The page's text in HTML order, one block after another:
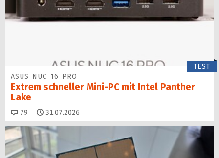
TEST
ASUS NUC 16 PRO
Extrem schneller Mini-PC mit Intel Panther
Lake
79 Kommentare
31.07.2026